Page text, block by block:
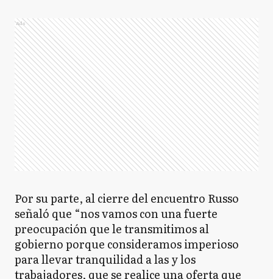
Ads
Por su parte, al cierre del encuentro Russo
señaló que “nos vamos con una fuerte
preocupación que le transmitimos al
gobierno porque consideramos imperioso
para llevar tranquilidad a las y los
trabajadores, que se realice una oferta que